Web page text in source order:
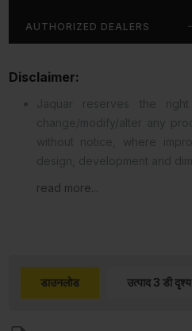
AUTHORIZED DEALERS
Disclaimer:
read more...
डाउनलोड उत्पाद 3 डी दृश्य